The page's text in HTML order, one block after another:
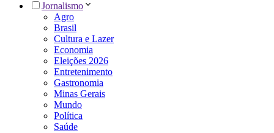
Jornalismo
Agro
Brasil
Cultura e Lazer
Economia
Eleições 2026
Entretenimento
Gastronomia
Minas Gerais
Mundo
Política
Saúde